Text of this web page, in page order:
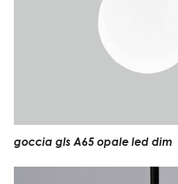
goccia gls A65 opale led dim